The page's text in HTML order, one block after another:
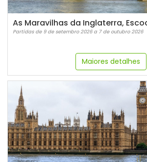
Partidas de 9 de setembro 2026 a 7 de outubro 2026
Maiores detalhes